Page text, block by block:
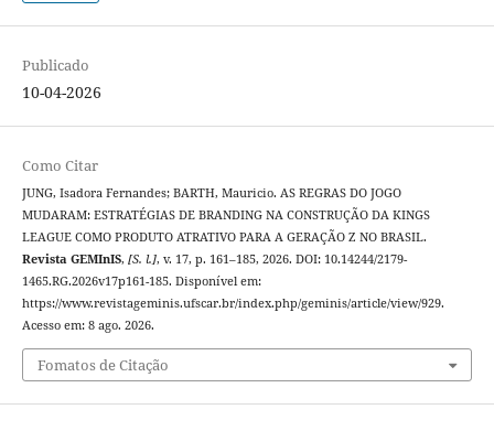
Publicado
10-04-2026
Como Citar
JUNG, Isadora Fernandes; BARTH, Mauricio. AS REGRAS DO JOGO
MUDARAM: ESTRATÉGIAS DE BRANDING NA CONSTRUÇÃO DA KINGS
LEAGUE COMO PRODUTO ATRATIVO PARA A GERAÇÃO Z NO BRASIL.
Revista GEMInIS, [S. l.], v. 17, p. 161–185, 2026. DOI: 10.14244/2179-
1465.RG.2026v17p161-185. Disponível em:
https://www.revistageminis.ufscar.br/index.php/geminis/article/view/929.
Acesso em: 8 ago. 2026.
Fomatos de Citação